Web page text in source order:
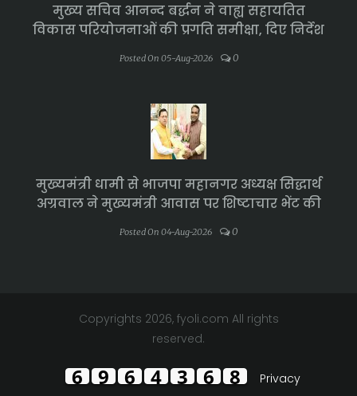
मुख्य सचिव आनन्द बर्द्धन ने वाह्य सहायतित
विकास परियोजनाओं की प्रगति समीक्षा, दिए निर्देश
Posted On 05-Aug-2026 0
मुख्यमंत्री धामी से भाजपा महानगर अध्यक्ष सिद्धार्थ
अग्रवाल ने मुख्यमंत्री आवास पर शिष्टाचार भेंट की
Posted On 04-Aug-2026 0
Copyrights 2026, fyoli.com All rights
reserved.
6 9 6 4 6 7 1
Privacy